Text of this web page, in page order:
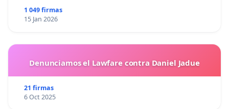
1 049 firmas
15 Jan 2026
Denunciamos el Lawfare contra Daniel Jadue
21 firmas
6 Oct 2025